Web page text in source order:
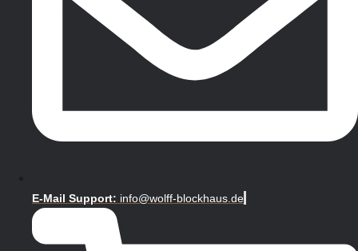
E-Mail Support: info@wolff-blockhaus.de